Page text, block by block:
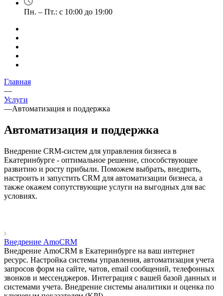
Пн. – Пт.: с 10:00 до 19:00
Главная
—
Услуги
—Автоматизация и поддержка
Автоматизация и поддержка
Внедрение CRM-систем для управления бизнеса в
Екатеринбурге - оптимальное решение, способствующее
развитию и росту прибыли. Поможем выбрать, внедрить,
настроить и запустить CRM для автоматизации бизнеса, а
также окажем сопутствующие услуги на выгодных для вас
условиях.
Внедрение AmoCRM
Внедрение AmoCRM в Екатеринбурге на ваш интернет
ресурс. Настройка системы управления, автоматизация учета
запросов форм на сайте, чатов, email сообщений, телефонных
звонков и мессенджеров. Интеграция с вашей базой данных и
системами учета. Внедрение системы аналитики и оценка по